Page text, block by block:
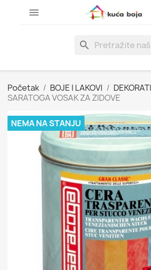

search
Početak BOJE I LAKOVI
SARATOGA VOSAK ZA ZIDOVE
NEMA NA STANJU